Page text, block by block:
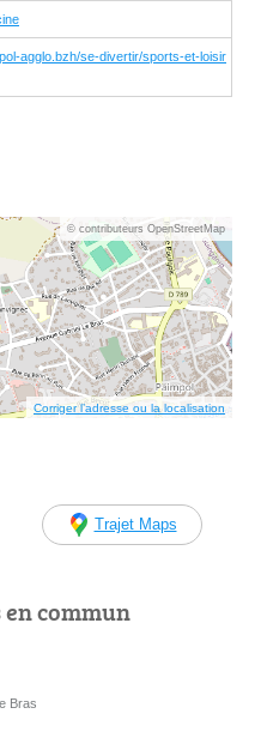
agglo.bzh/se-divertir/sports-et-loisir
© contributeurs OpenStreetMap
Corriger l’adresse ou la localisation
Trajet Maps
commun
Bras